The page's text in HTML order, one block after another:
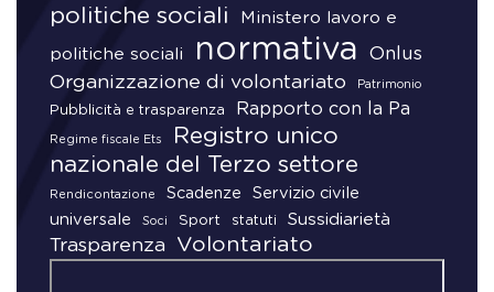
politiche sociali
Ministero lavoro e
politiche sociali normativa Onlus
Organizzazione di volontariato Patrimonio
Pubblicità e trasparenza Rapporto con la Pa
Regime fiscale Ets
Registro unico
nazionale del Terzo settore
Rendicontazione Scadenze
Servizio civile
universale
Soci Sport statuti Sussidiarietà
Trasparenza Volontariato